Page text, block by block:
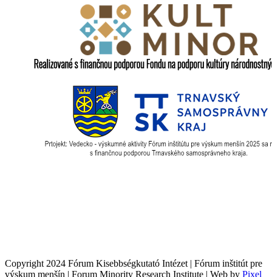
Copyright 2024 Fórum Kisebbségkutató Intézet | Fórum inštitút pre
výskum menšín | Forum Minority Research Institute | Web by Pixel